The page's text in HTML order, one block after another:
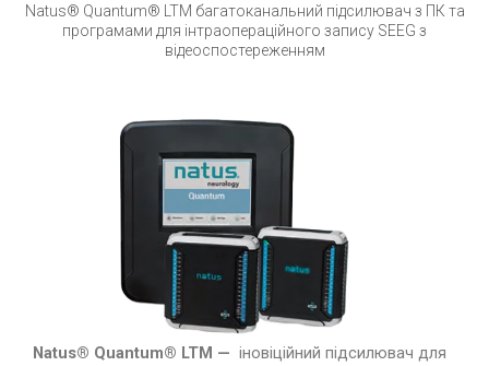
Natus® Quantum® LTM багатоканальний підсилювач з ПК та
програмами для інтраопераційного запису SEEG з
відеоспостереженням
Natus® Quantum® LTM — іновіційний підсилювач для